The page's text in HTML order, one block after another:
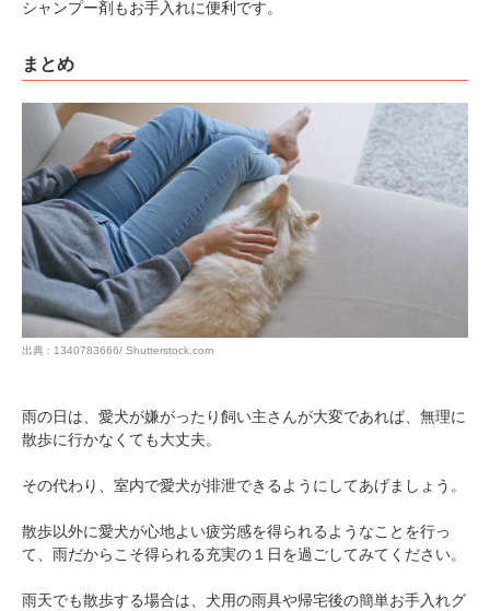
シャンプー剤もお手入れに便利です。
まとめ
出典 : 1340783666/ Shutterstock.com
雨の日は、愛犬が嫌がったり飼い主さんが大変であれば、無理に
散歩に行かなくても大丈夫。
その代わり、室内で愛犬が排泄できるようにしてあげましょう。
散歩以外に愛犬が心地よい疲労感を得られるようなことを行っ
て、雨だからこそ得られる充実の１日を過ごしてみてください。
雨天でも散歩する場合は、犬用の雨具や帰宅後の簡単お手入れグ